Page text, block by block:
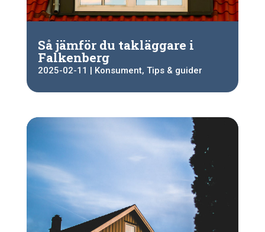
Så jämför du takläggare i
Falkenberg
2025-02-11 Konsument, Tips & guider